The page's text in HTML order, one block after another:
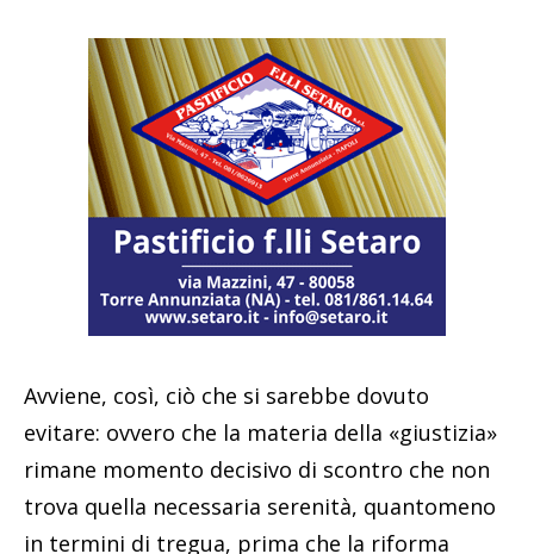
Avviene, così, ciò che si sarebbe dovuto
evitare: ovvero che la materia della «giustizia»
rimane momento decisivo di scontro che non
trova quella necessaria serenità, quantomeno
in termini di tregua, prima che la riforma